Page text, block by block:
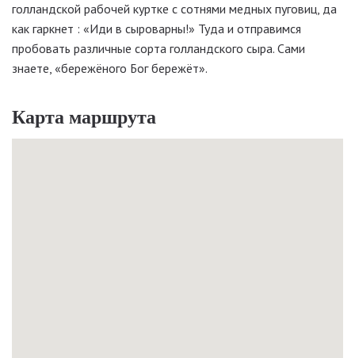
голландской рабочей куртке с сотнями медных пуговиц, да
как гаркнет : «Иди в сыроварны!» Туда и отправимся
пробовать различные сорта голландского сыра. Сами
знаете, «бережёного Бог бережёт».
Карта маршрута